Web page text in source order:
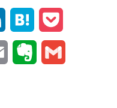
i
n
a
t
o
c